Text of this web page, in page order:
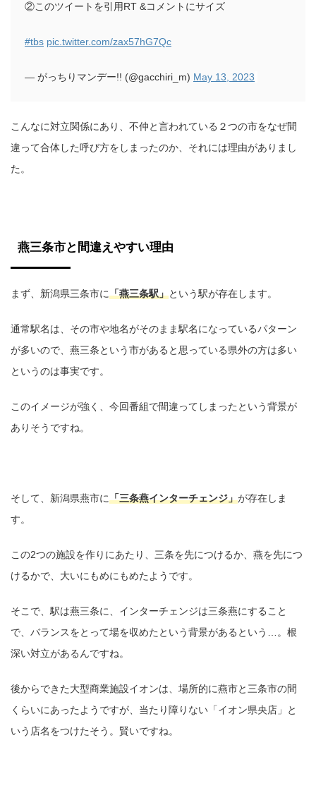
②このツイートを引用RT &コメントにサイズ
#tbs pic.twitter.com/zax57hG7Qc
— がっちりマンデー!! (@gacchiri_m) May 13, 2023
こんなに対立関係にあり、不仲と言われている２つの市をなぜ間
違って合体した呼び方をしまったのか、それには理由がありまし
た。
燕三条市と間違えやすい理由
まず、新潟県三条市に「燕三条駅」という駅が存在します。
通常駅名は、その市や地名がそのまま駅名になっているパターン
が多いので、燕三条という市があると思っている県外の方は多い
というのは事実です。
このイメージが強く、今回番組で間違ってしまったという背景が
ありそうですね。
そして、新潟県燕市に「三条燕インターチェンジ」が存在しま
す。
この2つの施設を作りにあたり、三条を先につけるか、燕を先につ
けるかで、大いにもめにもめたようです。
そこで、駅は燕三条に、インターチェンジは三条燕にすること
で、バランスをとって場を収めたという背景があるという…。根
深い対立があるんですね。
後からできた大型商業施設イオンは、場所的に燕市と三条市の間
くらいにあったようですが、当たり障りない「イオン県央店」と
いう店名をつけたそう。賢いですね。